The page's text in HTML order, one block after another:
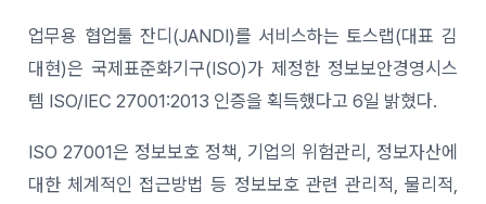
업무용 협업툴 잔디(JANDI)를 서비스하는 토스랩(대표 김
대현)은 국제표준화기구(ISO)가 제정한 정보보안경영시스
템 ISO/IEC 27001:2013 인증을 획득했다고 6일 밝혔다.
ISO 27001은 정보보호 정책, 기업의 위험관리, 정보자산에
대한 체계적인 접근방법 등 정보보호 관련 관리적, 물리적,